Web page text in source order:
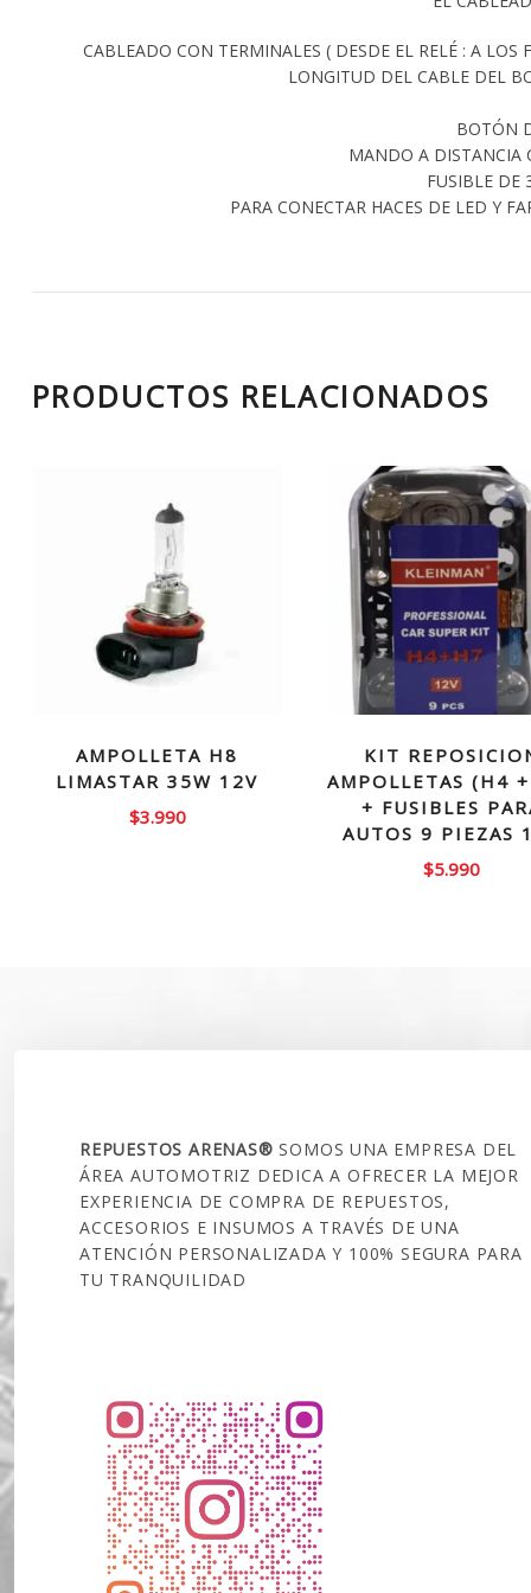
CABLEADO CON TERMINALES ( DESDE EL RELÉ : A
LONGITUD DEL CABLE DEL
BOTÓN
MANDO A DISTANCIA
FUSIBLE DE
PARA CONECTAR HACES DE LED Y
PRODUCTOS RELACIONADOS
AMPOLLETA H8
LIMASTAR 35W 12V
$3.990
KIT
AMPOLLETAS (H4
+ FUSIBLES
AUTOS 9 PIEZAS
$5.990
REPUESTOS ARENAS®SOMOS UNA EMPRESA DEL
ÁREA AUTOMOTRIZ DEDICA A OFRECER LA MEJOR
EXPERIENCIA DE COMPRA DE REPUESTOS,
ACCESORIOS E INSUMOS A TRAVÉS DE UNA
ATENCIÓN PERSONALIZADA Y 100% SEGURA PARA
TU TRANQUILIDAD